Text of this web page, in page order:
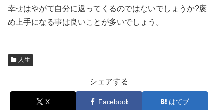
幸せはやがて自分に返ってくるのではないでしょうか?褒
め上手になる事は良いことが多いでしょう。
人生
シェアする
X Facebook はてブ